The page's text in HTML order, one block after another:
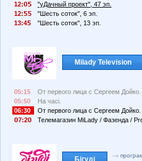
12:
"уДачный проект", 47 эп.
12:
"Шесть соток", 6 эп.
13:4
"Шесть соток", 13 эп.
Milady Television
05:15
От первого лица с Сергеем Дойко.
05:50
На часі.
06:30
От первого лица с Сергеем Дойко.
7:2
Телемагазин MiLady / Фазенда /